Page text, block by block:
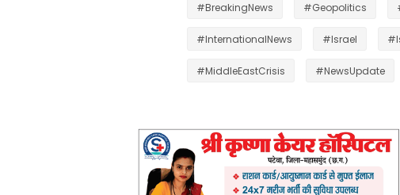
#BreakingNews #Geopolitics
#InternationalNews #Israel
#MiddleEastCrisis #NewsUpdate